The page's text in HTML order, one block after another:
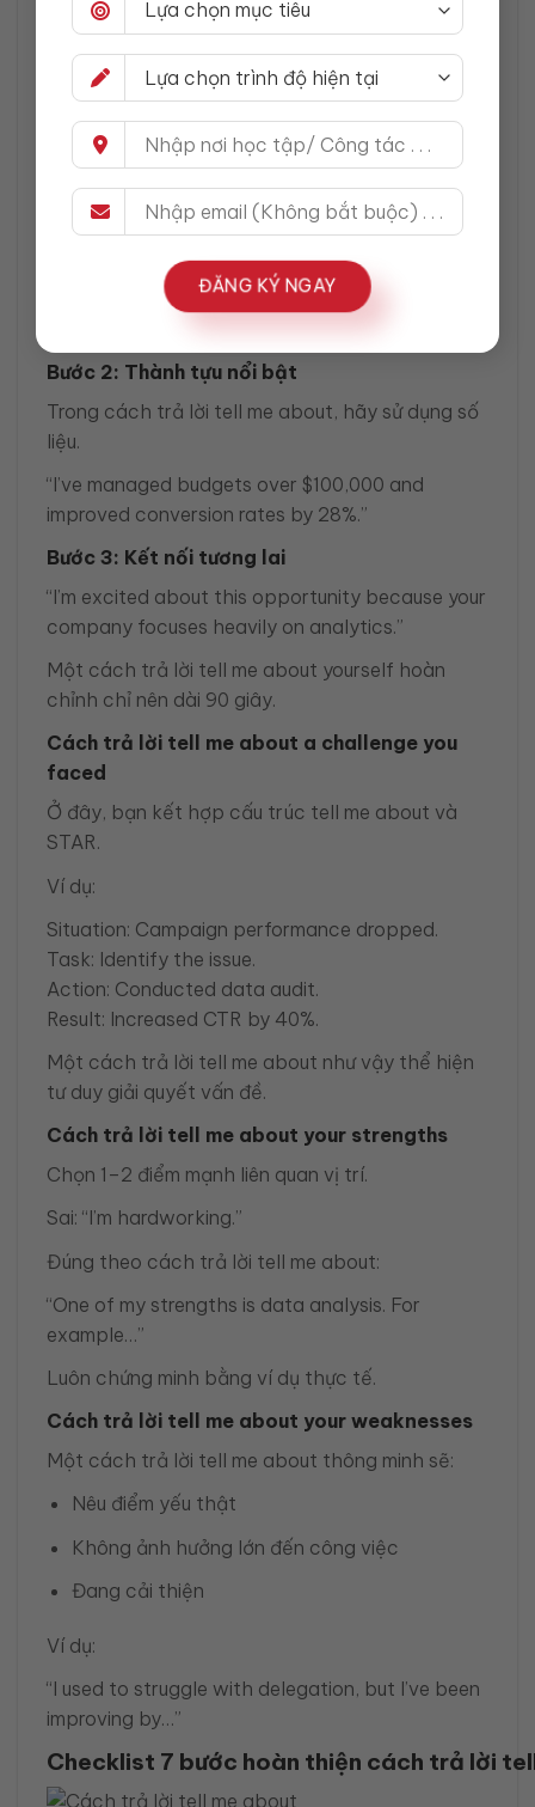
ĐĂNG KÝ NGAY
cách trả lời tell me about.
Hướng dẫn chi tiết cách trả lời tell me
about theo từng trường hợp
Cách trả lời tell me about yourself
Đây là dạng quan trọng nhất.
Bước 1: 1 câu tóm tắt bản thân
Áp dụng cách trả lời tell me about theo PPF.
“I’m a data-driven marketing specialist with 4
Bước 2: Thành tựu nổi bật
Trong cách trả lời tell me about, hãy sử dụng số
liệu.
“I’ve managed budgets over $100,000 and
improved conversion rates by 28%.”
Bước 3: Kết nối tương lai
“I’m excited about this opportunity because your
company focuses heavily on analytics.”
Một cách trả lời tell me about yourself hoàn
chỉnh chỉ nên dài 90 giây.
Cách trả lời tell me about a challenge you
faced
Ở đây, bạn kết hợp cấu trúc tell me about và
STAR.
Ví dụ:
Situation: Campaign performance dropped.
Task: Identify the issue.
Action: Conducted data audit.
Result: Increased CTR by 40%.
Một cách trả lời tell me about như vậy thể hiện
tư duy giải quyết vấn đề.
Cách trả lời tell me about your strengths
Chọn 1–2 điểm mạnh liên quan vị trí.
Sai: “I’m hardworking.”
Đúng theo cách trả lời tell me about:
“One of my strengths is data analysis. For
example…”
Luôn chứng minh bằng ví dụ thực tế.
Cách trả lời tell me about your weaknesses
Một cách trả lời tell me about thông minh sẽ:
Nêu điểm yếu thật
Không ảnh hưởng lớn đến công việc
Đang cải thiện
Ví dụ:
“I used to struggle with delegation, but I’ve been
improving by…”
Checklist 7 bước hoàn thiện cách trả lời